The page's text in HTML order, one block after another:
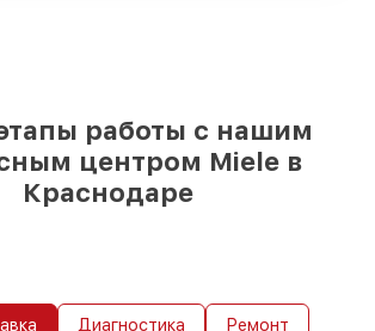
работы с нашим
центром Miele в
Краснодаре
Диагностика Ремонт